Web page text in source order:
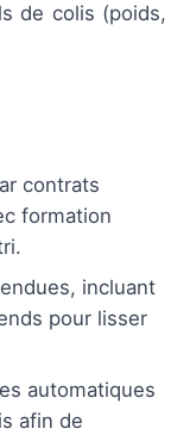
de colis (poids,
contrats
formation
incluant
pour lisser
automatiques
afin de